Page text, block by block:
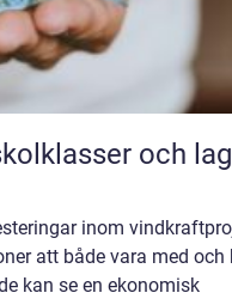
inom
att både vara med och
kan se en ekonomisk